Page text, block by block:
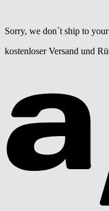
Sorry, we don´t ship to
kostenloser Versand und